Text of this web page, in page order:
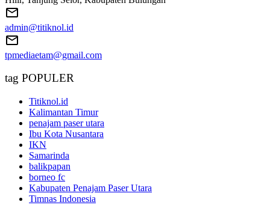
admin@titiknol.id
tpmediaetam@gmail.com
tag POPULER
Titiknol.id
Kalimantan Timur
penajam paser utara
Ibu Kota Nusantara
IKN
Samarinda
balikpapan
borneo fc
Kabupaten Penajam Paser Utara
Timnas Indonesia